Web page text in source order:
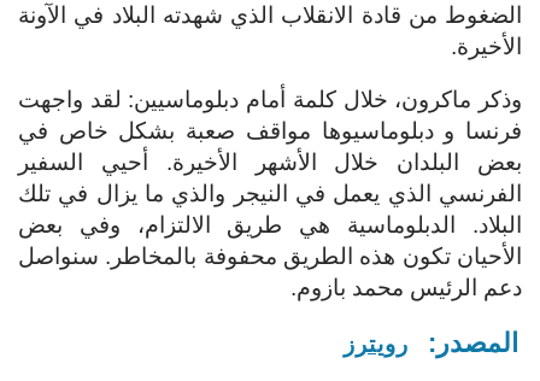
الضغوط من قادة الانقلاب الذي شهدته البلاد في الآونة
الأخيرة.
وذكر ماكرون، خلال كلمة أمام دبلوماسيين: لقد واجهت
فرنسا و دبلوماسيوها مواقف صعبة بشكل خاص في
بعض البلدان خلال الأشهر الأخيرة. أحيي السفير
الفرنسي الذي يعمل في النيجر والذي ما يزال في تلك
البلاد. الدبلوماسية هي طريق الالتزام، وفي بعض
الأحيان تكون هذه الطريق محفوفة بالمخاطر. سنواصل
دعم الرئيس محمد بازوم.
المصدر: رويترز